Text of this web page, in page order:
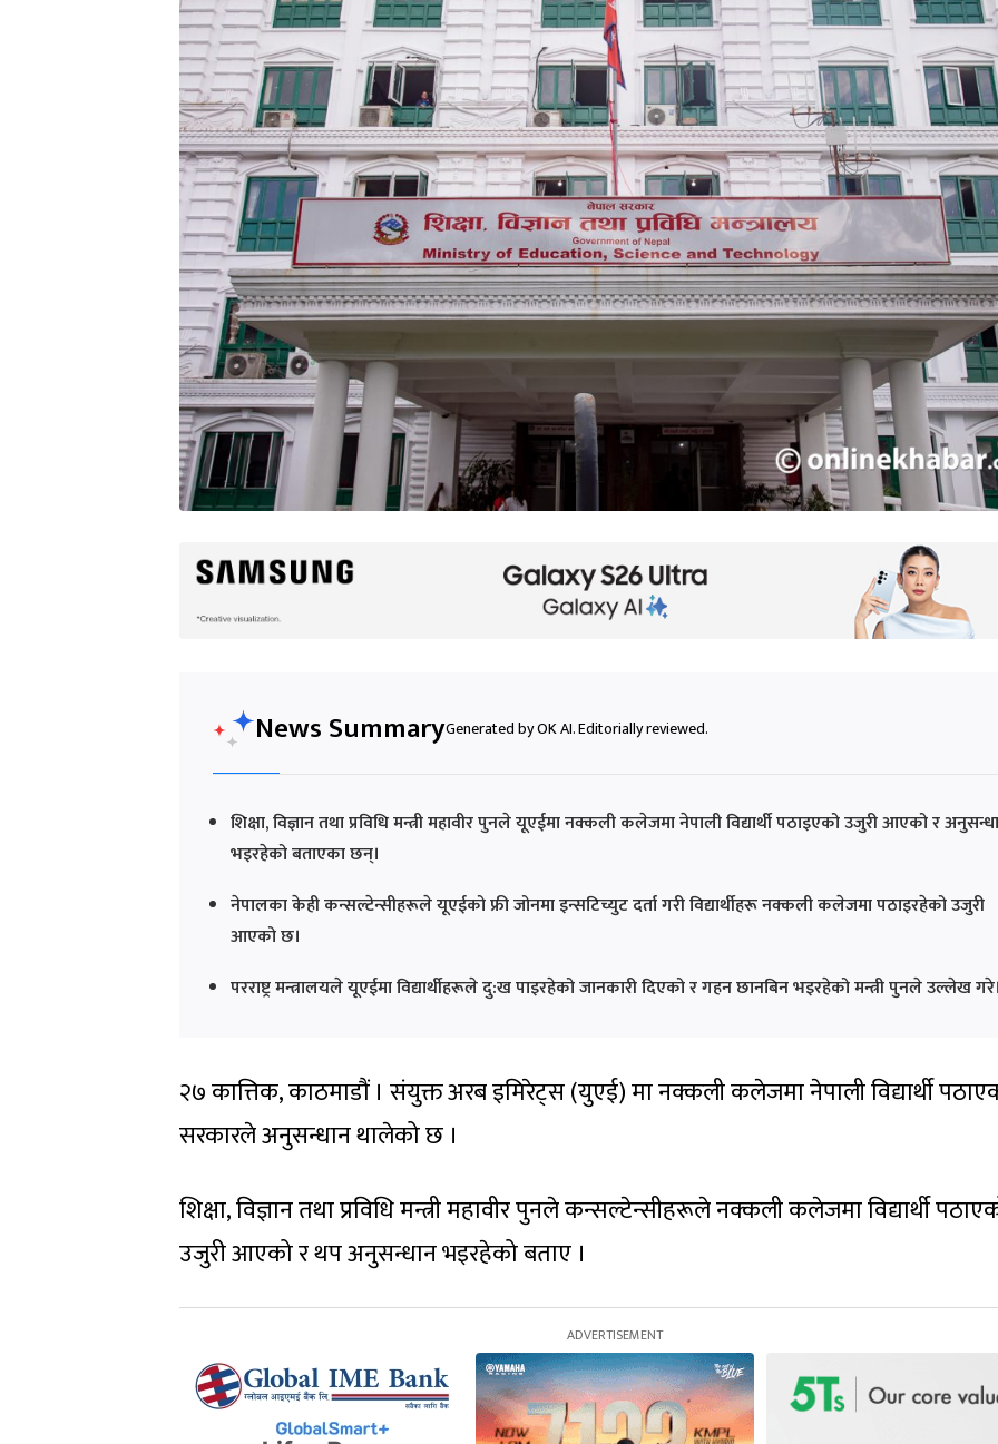
News SummaryGenerated by OK AI. Editorially reviewed.
शिक्षा, विज्ञान तथा प्रविधि मन्त्री महावीर पुनले यूएईमा नक्कली कलेजमा नेपाली विद्यार्थी पठाइएको उजुरी आएको र
भइरहेको बताएका छन्।
नेपालका केही कन्सल्टेन्सीहरूले यूएईको फ्री जोनमा इन्सटिच्युट दर्ता गरी विद्यार्थीहरू नक्कली कलेजमा पठाइरहेको उजुरी
आएको छ।
परराष्ट्र मन्त्रालयले यूएईमा विद्यार्थीहरूले दु:ख पाइरहेको जानकारी दिएको र गहन छानबिन भइरहेको मन्त्री पुनले उल्लेख
२७ कात्तिक, काठमाडौं । संयुक्त अरब इमिरेट्स (युएई) मा नक्कली कलेजमा नेपाली विद्यार्थी
सरकारले अनुसन्धान थालेको छ ।
शिक्षा, विज्ञान तथा प्रविधि मन्त्री महावीर पुनले कन्सल्टेन्सीहरूले नक्कली कलेजमा विद्यार्थी
उजुरी आएको र थप अनुसन्धान भइरहेको बताए ।